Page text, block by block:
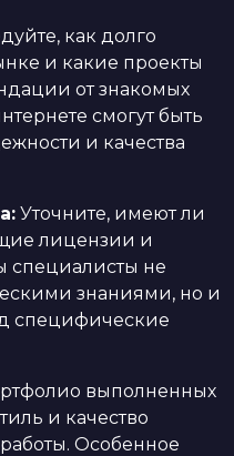
как долго
и какие проекты
от знакомых
смогут быть
и качества
Уточните, имеют ли
лицензии и
специалисты не
знаниями, но и
специфические
выполненных
и качество
Особенное